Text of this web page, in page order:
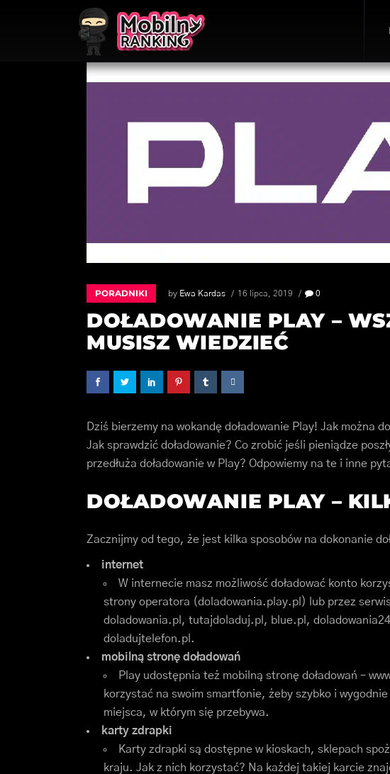
PORADNIKI by Ewa Kardas 16 lipca, 2019 0
DOŁADOWANIE PLAY –
MUSISZ WIEDZIEĆ
Dziś bierzemy na wokandę doładowanie Play! Jak można
Jak sprawdzić doładowanie? Co zrobić jeśli pieniądze
przedłuża doładowanie w Play? Odpowiemy na te i inne
DOŁADOWANIE PLAY –
Zacznijmy od tego, że jest kilka sposobów na dokonanie
internet
W internecie masz możliwość doładować konto
strony operatora (doladowania.play.pl) lub przez
doladowania.pl, tutajdoladuj.pl, blue.pl,
doladujtelefon.pl.
mobilną stronę doładowań
Play udostępnia też mobilną stronę doładowań –
korzystać na swoim smartfonie, żeby szybko i
miejsca, w którym się przebywa.
karty zdrapki
Karty zdrapki są dostępne w kioskach, sklepach
kraju. Jak z nich korzystać? Na każdej takiej karcie